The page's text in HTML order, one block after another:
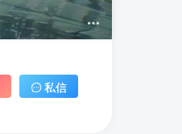
私信